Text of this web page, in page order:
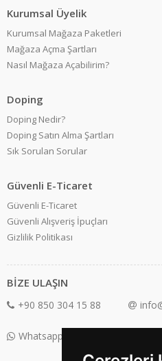
Kurumsal Üyelik
Kurumsal Mağaza Paketleri
Mağaza Açma Şartları
Nasıl Mağaza Açabilirim?
Doping
Doping Nedir?
Doping Satın Alma Şartları
Sık Sorulan Sorular
Güvenli E-Ticaret
Güvenli E-Ticaret
Güvenli Alışveriş İpuçları
Gizlilik Politikası
BİZE ULAŞIN
+90 850 304 15 88
Whatsapp Destek: +90 850 304